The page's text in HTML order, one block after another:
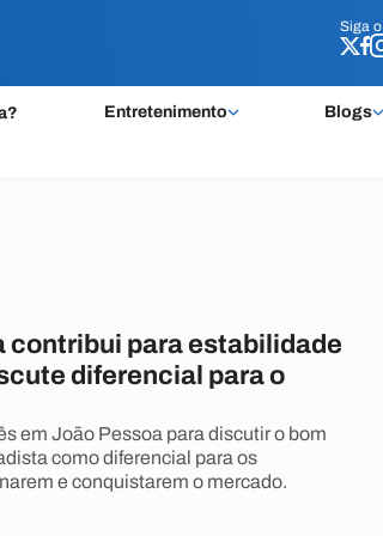
Siga o
Entretenimento Blogs
Siga o
contribui para estabilidade
diferencial para o
em João Pessoa para discutir o bom
como diferencial para os
e conquistarem o mercado.